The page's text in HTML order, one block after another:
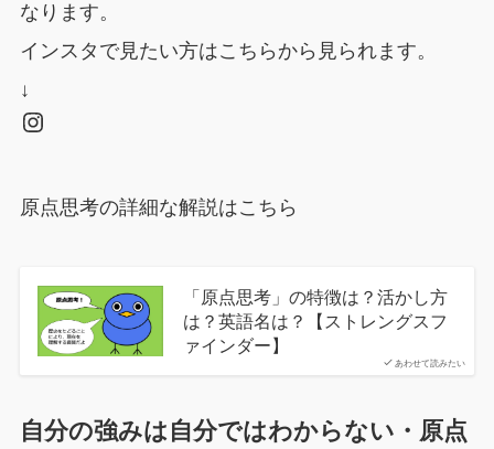
なります。
インスタで見たい方はこちらから見られます。
↓
Instagram
原点思考の詳細な解説はこちら
あわせて読みたい
「原点思考」の特徴は？活かし方
は？英語名は？【ストレングスフ
ァインダー】
自分の強みは自分ではわからない・原点